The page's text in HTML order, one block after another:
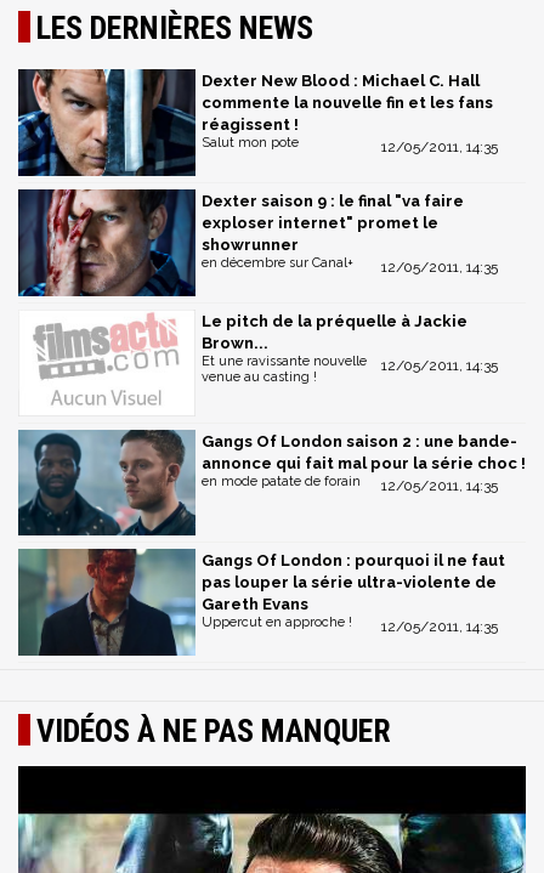
LES DERNIÈRES NEWS
Dexter New Blood : Michael C. Hall
commente la nouvelle fin et les fans
réagissent !
12/05/2011, 14:35
Salut mon pote
Dexter saison 9 : le final "va faire
exploser internet" promet le
showrunner
12/05/2011, 14:35
en décembre sur Canal+
Le pitch de la préquelle à Jackie
Brown...
12/05/2011, 14:35
Et une ravissante nouvelle
venue au casting !
Gangs Of London saison 2 : une bande-
annonce qui fait mal pour la série choc !
12/05/2011, 14:35
en mode patate de forain
Gangs Of London : pourquoi il ne faut
pas louper la série ultra-violente de
Gareth Evans
12/05/2011, 14:35
Uppercut en approche !
VIDÉOS À NE PAS MANQUER